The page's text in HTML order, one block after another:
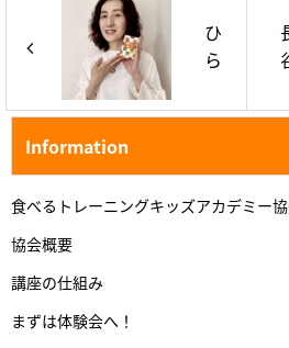
ひ
ら
ま
き
Information
食べるトレーニングキッズアカデミー
協会概要
講座の仕組み
まずは体験会へ！